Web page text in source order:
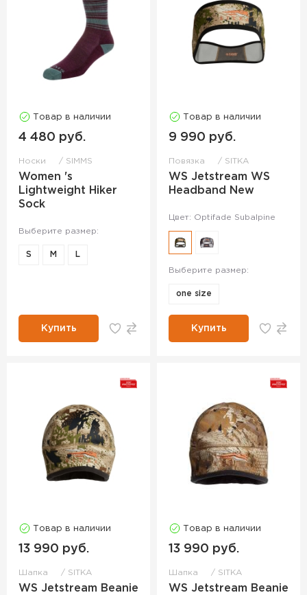
Товар в наличии
4 480 руб.
Носки SIMMS
Women 's
Lightweight Hiker
Sock
Выберите размер:
S M L
Купить
Товар в наличии
9 990 руб.
Повязка SITKA
WS Jetstream WS
Headband New
Цвет: Optifade Subalpine
Выберите размер:
one size
Купить
Товар в наличии
13 990 руб.
Шапка SITKA
WS Jetstream Beanie
Товар в наличии
13 990 руб.
Шапка SITKA
WS Jetstream Beanie